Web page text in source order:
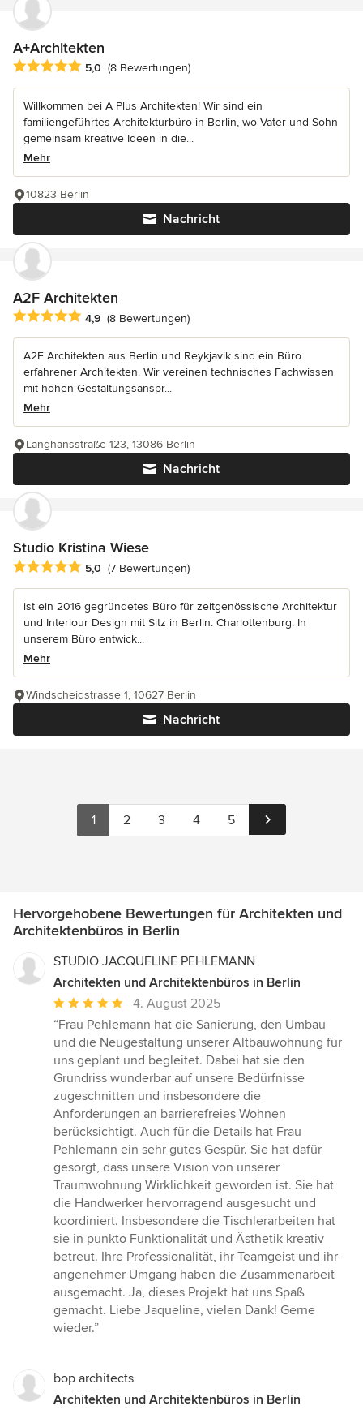
A+Architekten
Durchschnittliche Bewertung: 5 von 5 Sternen
5,0 (8 Bewertungen)
Willkommen bei A Plus Architekten! Wir sind ein
familiengeführtes Architekturbüro in Berlin, wo Vater und Sohn
gemeinsam kreative Ideen in die...
Mehr
Nachricht
10823 Berlin
A2F Architekten
Durchschnittliche Bewertung: 4.9 von 5 Sternen
4,9 (8 Bewertungen)
A2F Architekten aus Berlin und Reykjavik sind ein Büro
erfahrener Architekten. Wir vereinen technisches Fachwissen
mit hohen Gestaltungsanspr...
Mehr
Nachricht
Langhansstraße 123, 13086 Berlin
Studio Kristina Wiese
Durchschnittliche Bewertung: 5 von 5 Sternen
5,0 (7 Bewertungen)
ist ein 2016 gegründetes Büro für zeitgenössische Architektur
und Interiour Design mit Sitz in Berlin. Charlottenburg. In
unserem Büro entwick...
Mehr
Nachricht
Windscheidstrasse 1, 10627 Berlin
1 2 3 4 5
Hervorgehobene Bewertungen für Architekten und
Architektenbüros in Berlin
STUDIO JACQUELINE PEHLEMANN
Architekten und Architektenbüros in Berlin
Durchschnittliche
Bewertung:
5
von
5
Sternen
4. August 2025
“Frau Pehlemann hat die Sanierung, den Umbau
und die Neugestaltung unserer Altbauwohnung für
uns geplant und begleitet. Dabei hat sie den
Grundriss wunderbar auf unsere Bedürfnisse
zugeschnitten und insbesondere die
Anforderungen an barrierefreies Wohnen
berücksichtigt. Auch für die Details hat Frau
Pehlemann ein sehr gutes Gespür. Sie hat dafür
gesorgt, dass unsere Vision von unserer
Traumwohnung Wirklichkeit geworden ist. Sie hat
die Handwerker hervorragend ausgesucht und
koordiniert. Insbesondere die Tischlerarbeiten hat
sie in punkto Funktionalität und Ästhetik kreativ
betreut. Ihre Professionalität, ihr Teamgeist und ihr
angenehmer Umgang haben die Zusammenarbeit
ausgemacht. Ja, dieses Projekt hat uns Spaß
gemacht. Liebe Jaqueline, vielen Dank! Gerne
wieder.”
bop architects
Architekten und Architektenbüros in Berlin